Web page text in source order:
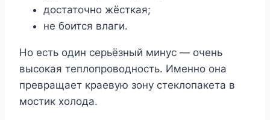
достаточно жёсткая;
не боится влаги.
Но есть один серьёзный минус — очень
высокая теплопроводность. Именно она
превращает краевую зону стеклопакета в
мостик холода.